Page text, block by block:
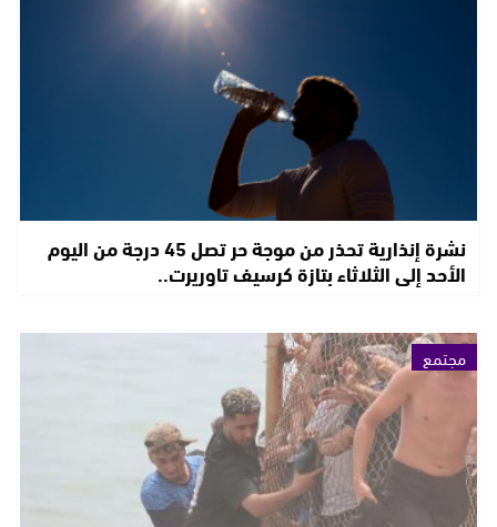
نشرة إنذارية تحذر من موجة حر تصل 45 درجة من اليوم
الأحد إلى الثلاثاء بتازة كرسيف تاوريرت..
مجتمع